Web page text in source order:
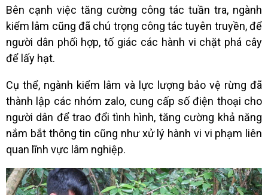
Bên cạnh việc tăng cường công tác tuần tra, ngành
kiểm lâm cũng đã chú trọng công tác tuyên truyền, để
người dân phối hợp, tố giác các hành vi chặt phá cây
để lấy hạt.
Cụ thể, ngành kiểm lâm và lực lượng bảo vệ rừng đã
thành lập các nhóm zalo, cung cấp số điện thoại cho
người dân để trao đổi tình hình, tăng cường khả năng
nắm bắt thông tin cũng như xử lý hành vi vi phạm liên
quan lĩnh vực lâm nghiệp.